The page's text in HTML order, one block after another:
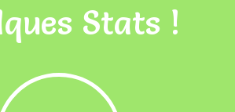
Stats !